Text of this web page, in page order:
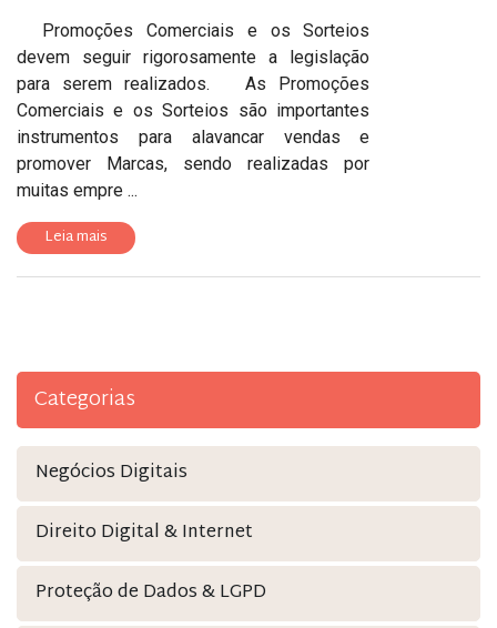
Promoções Comerciais e os Sorteios
devem seguir rigorosamente a legislação
para serem realizados. As Promoções
Comerciais e os Sorteios são importantes
instrumentos para alavancar vendas e
promover Marcas, sendo realizadas por
muitas empre ...
Leia mais
Categorias
Negócios Digitais
Direito Digital & Internet
Proteção de Dados & LGPD